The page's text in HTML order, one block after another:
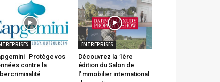
: Protège vos
contre la
ENTREPRISES
Découvrez la 1ère
édition du Salon de
l’immobilier international